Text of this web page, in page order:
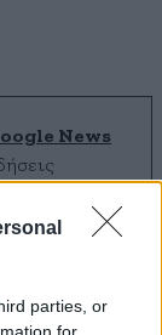
parties, or
for
News